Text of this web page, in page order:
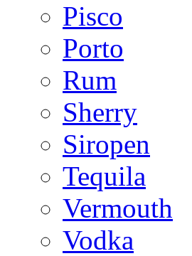
Pisco
Porto
Rum
Sherry
Siropen
Tequila
Vermouth
Vodka